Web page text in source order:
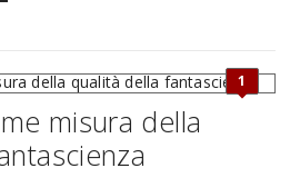
1
misura della